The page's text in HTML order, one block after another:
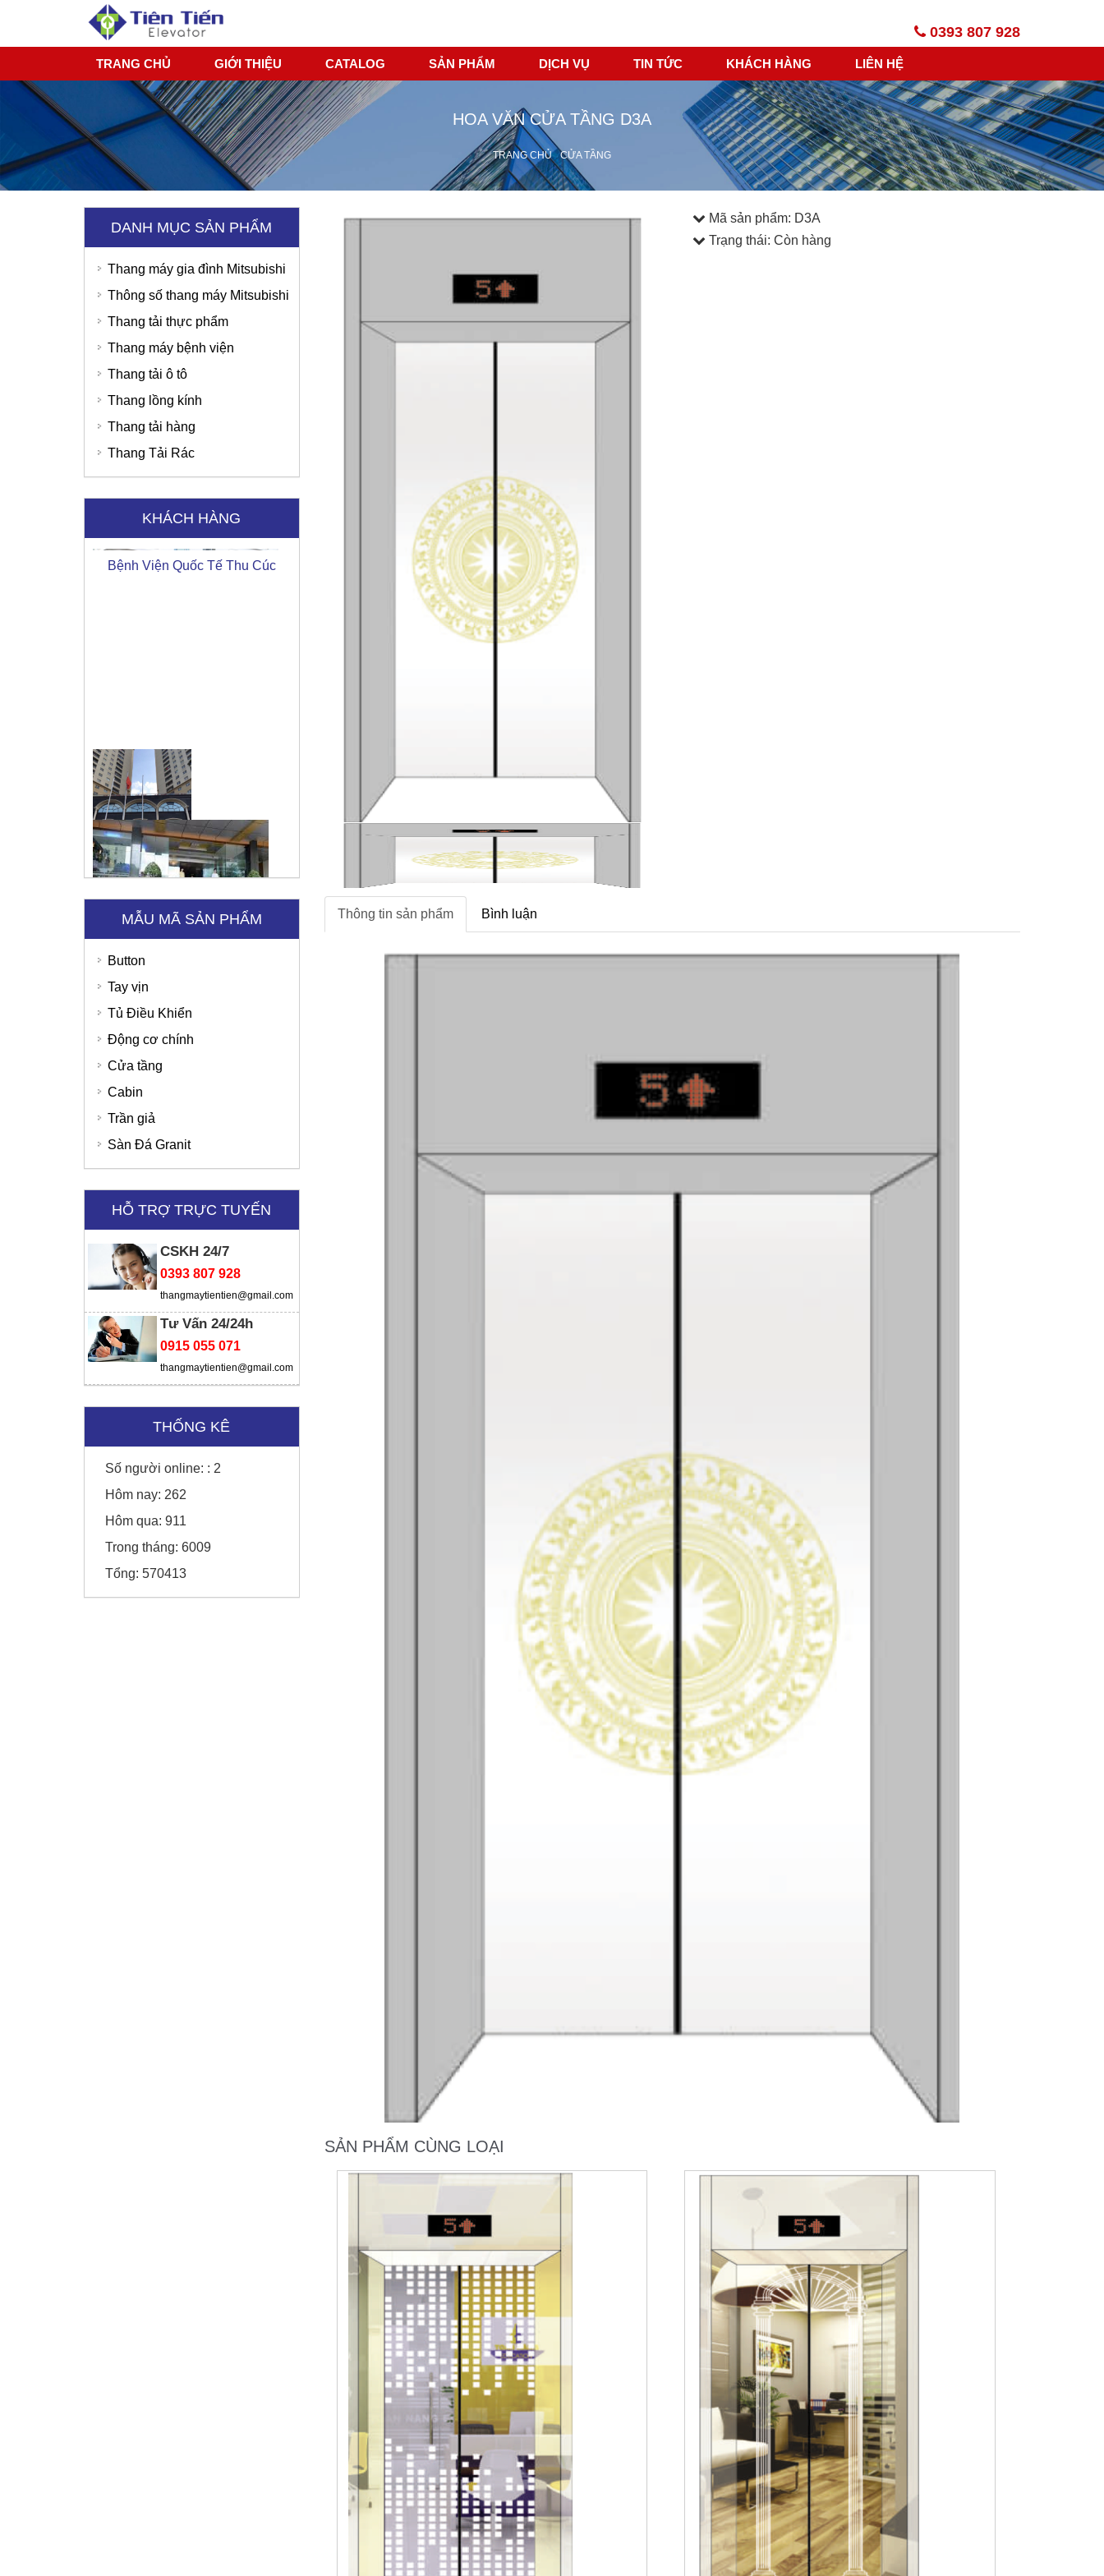
0393 807 928
TRANG CHỦ GIỚI THIỆU CATALOG SẢN PHẨM DỊCH VỤ TIN TỨC KHÁCH HÀNG LIÊN HỆ
HOA VĂN CỬA TẦNG D3A
TRANG CHỦ CỬA TẦNG
Mã sản phẩm: D3A
Trạng thái: Còn hàng
Thông tin sản phẩm Bình luận
SẢN PHẨM CÙNG LOẠI
DANH MỤC SẢN PHẨM
Thang máy gia đình Mitsubishi
Thông số thang máy Mitsubishi
Thang tải thực phẩm
Thang máy bệnh viện
Thang tải ô tô
Thang lồng kính
Thang tải hàng
Thang Tải Rác
KHÁCH HÀNG
Bệnh Viện Quốc Tế Thu Cúc
Tập đoàn Viettel
Ngân hàng SHB
SD Global Việt Nam
Thời trang Torano - Tô Vĩnh Diện
Viện chiến lược
MẪU MÃ SẢN PHẨM
Button
Tay vịn
Tủ Điều Khiển
Động cơ chính
Cửa tầng
Cabin
Trần giả
Sàn Đá Granit
HỖ TRỢ TRỰC TUYẾN
CSKH 24/7
0393 807 928
thangmaytientien@gmail.com
Tư Vấn 24/24h
0915 055 071
thangmaytientien@gmail.com
THỐNG KÊ
Số người online: : 2
Hôm nay: 262
Hôm qua: 911
Trong tháng: 6009
Tổng: 570413